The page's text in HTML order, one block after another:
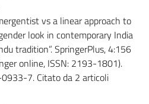
vs a linear approach to
look in contemporary India
tradition”. SpringerPlus, 4:156
online, ISSN: 2193-1801).
7. Citato da 2 articoli